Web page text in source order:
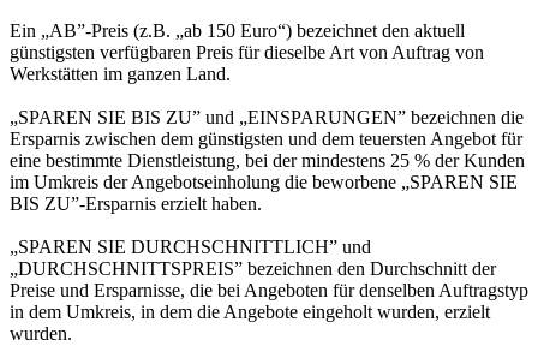
Ein „AB”-Preis (z.B. „ab 150 Euro“) bezeichnet den aktuell
günstigsten verfügbaren Preis für dieselbe Art von Auftrag von
Werkstätten im ganzen Land.
„SPAREN SIE BIS ZU” und „EINSPARUNGEN” bezeichnen die
Ersparnis zwischen dem günstigsten und dem teuersten Angebot für
eine bestimmte Dienstleistung, bei der mindestens 25 % der Kunden
im Umkreis der Angebotseinholung die beworbene „SPAREN SIE
BIS ZU”-Ersparnis erzielt haben.
„SPAREN SIE DURCHSCHNITTLICH” und
„DURCHSCHNITTSPREIS” bezeichnen den Durchschnitt der
Preise und Ersparnisse, die bei Angeboten für denselben Auftragstyp
in dem Umkreis, in dem die Angebote eingeholt wurden, erzielt
wurden.